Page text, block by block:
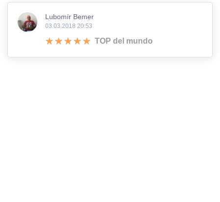
Lubomír Bemer
03.03.2018 20:53
TOP del mundo